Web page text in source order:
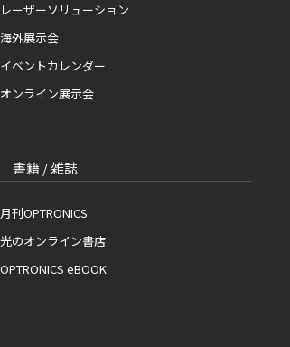
レーザーソリューション
海外展示会
イベントカレンダー
オンライン展示会
書籍 / 雑誌
月刊OPTRONICS
光のオンライン書店
OPTRONICS eBOOK